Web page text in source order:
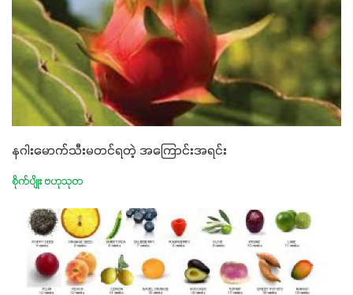
နဂါးမောက်သီးမတင်ရတဲ့ အကြောင်းအရင်း
စိုက်ပျိုး ဗဟုသုတ